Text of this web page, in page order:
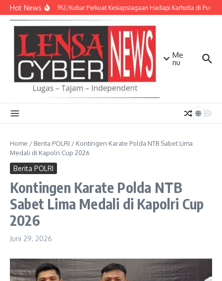
Lewati ke konten
Hot NewsKodim 0912/Kubar Perkuat Kesiapsiagaan Hadapi Karhutla di Puncak
Me
nu
Home / Berita POLRI / Kontingen Karate Polda NTB Sabet Lima
Medali di Kapolri Cup 2026
Berita POLRI
Kontingen Karate Polda NTB
Sabet Lima Medali di Kapolri Cup
2026
Juni 29, 2026